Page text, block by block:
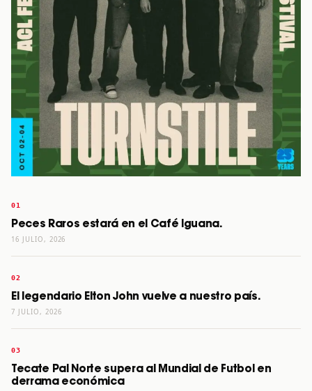
Peces Raros estará en el Café Iguana.
16 JULIO, 2026
El legendario Elton John vuelve a nuestro país.
7 JULIO, 2026
Tecate Pal Norte supera al Mundial de Futbol en
derrama económica